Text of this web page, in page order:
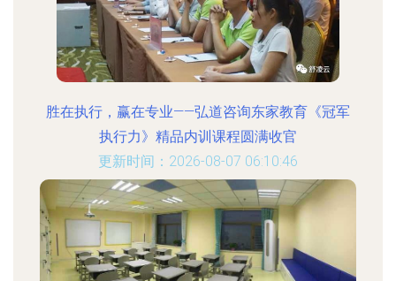
胜在执行，赢在专业——弘道咨询东家教育《冠军
执行力》精品内训课程圆满收官
更新时间：2026-08-07 06:10:46